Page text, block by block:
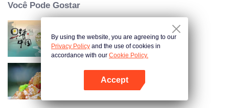
Abra o programa
Você Pode Gostar
Breakfast in China
Flavors from The River
By using the website, you are agreeing to our
Privacy Policy and the use of cookies in
accordance with our Cookie Policy.
Accept